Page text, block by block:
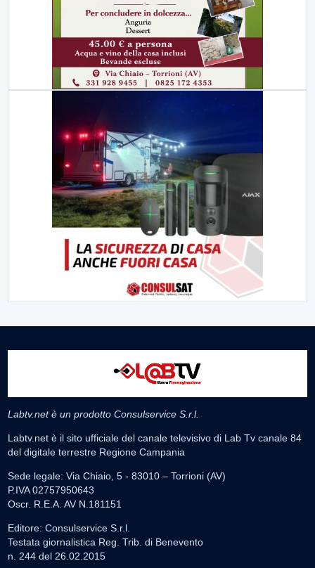
Labtv.net è un prodotto Consulservice S.r.l.
Labtv.net è il sito ufficiale del canale televisivo di Lab Tv canale 84
del digitale terrestre Regione Campania
Sede legale: Via Chiaio, 5 - 83010 – Torrioni (AV)
P.IVA 02757950643
Oscr. R.E.A. AV N.181151
Editore: Consulservice S.r.l.
Testata giornalistica Reg. Trib. di Benevento
n. 244 del 26.02.2015